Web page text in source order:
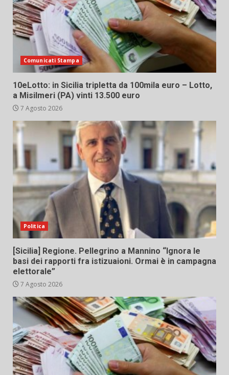
Comunicati Stampa
10eLotto: in Sicilia tripletta da 100mila euro – Lotto,
a Misilmeri (PA) vinti 13.500 euro
7 Agosto 2026
Politica
[Sicilia] Regione. Pellegrino a Mannino “Ignora le
basi dei rapporti fra istizuaioni. Ormai è in campagna
elettorale”
7 Agosto 2026